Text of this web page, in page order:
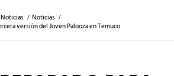
Noticias / Noticias /
versión del Joven Palooza en Temuco